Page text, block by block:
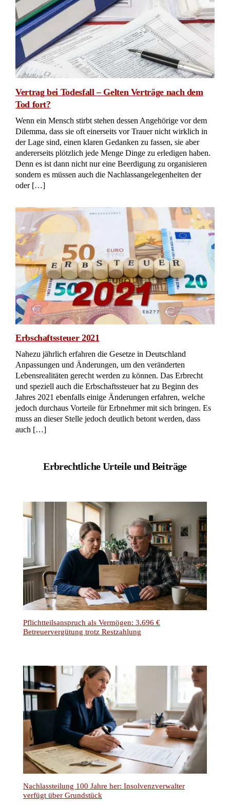
Vertrag bei Todesfall – Gelten Verträge nach dem
Tod fort?
Wenn ein Mensch stirbt stehen dessen Angehörige vor dem
Dilemma, dass sie oft einerseits vor Trauer nicht wirklich in
der Lage sind, einen klaren Gedanken zu fassen, sie aber
andererseits plötzlich jede Menge Dinge zu erledigen haben.
Denn es ist dann nicht nur eine Beerdigung zu organisieren
sondern es müssen auch die Nachlassangelegenheiten der
oder […]
Erbschaftssteuer 2021
Nahezu jährlich erfahren die Gesetze in Deutschland
Anpassungen und Änderungen, um den veränderten
Lebensrealitäten gerecht werden zu können. Das Erbrecht
und speziell auch die Erbschaftssteuer hat zu Beginn des
Jahres 2021 ebenfalls einige Änderungen erfahren, welche
jedoch durchaus Vorteile für Erbnehmer mit sich bringen. Es
muss an dieser Stelle jedoch deutlich betont werden, dass
auch […]
Erbrechtliche Urteile und Beiträge
Pflichtteilsanspruch als Vermögen: 3.696 €
Betreuervergütung trotz Restzahlung
Nachlassteilung 100 Jahre her: Insolvenzverwalter
verfügt über Grundstück